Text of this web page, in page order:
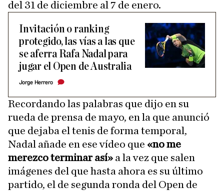
del 31 de diciembre al 7 de enero.
Invitación o ranking
protegido, las vías a las que
se aferra Rafa Nadal para
jugar el Open de Australia
Jorge Herrero
Recordando las palabras que dijo en su
rueda de prensa de mayo, en la que anunció
que dejaba el tenis de forma temporal,
Nadal añade en ese vídeo que «no me
merezco terminar así» a la vez que salen
imágenes del que hasta ahora es su último
partido, el de segunda ronda del Open de